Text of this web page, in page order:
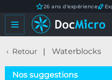
26 ans d'expérience
Retour Waterblocks
Nos suggestions